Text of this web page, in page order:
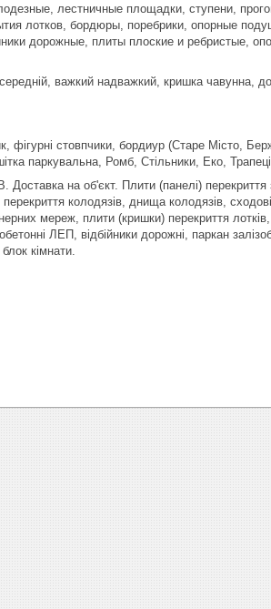
лестничные площадки, ступени,
лотков, бордюры, поребрики, опорные
дорожные, плиты плоские и ребристые,
важкий надважкий, кришка чавунна,
стовпчики, бордиур (Старе Місто,
паркувальна, Ромб, Стільники, Еко,
Доставка на об'єкт. Плити (панелі)
колодязів, днища колодязів,
мереж, плити (кришки) перекриття
ЛЕП, відбійники дорожні, паркан
кімнати.